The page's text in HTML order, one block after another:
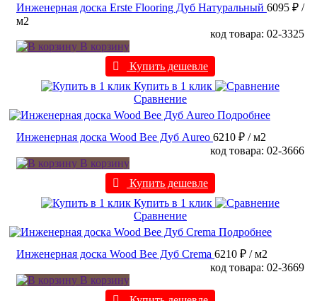
Инженерная доска Erste Flooring Дуб Натуральный 6095 ₽ /
м2
код товара: 02-3325
В корзину
Купить дешевле
Купить в 1 клик
Сравнение
Подробнее
Инженерная доска Wood Bee Дуб Aureo 6210 ₽ / м2
код товара: 02-3666
В корзину
Купить дешевле
Купить в 1 клик
Сравнение
Подробнее
Инженерная доска Wood Bee Дуб Crema 6210 ₽ / м2
код товара: 02-3669
В корзину